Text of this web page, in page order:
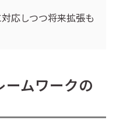
応しつつ将来拡張も
ムワークの